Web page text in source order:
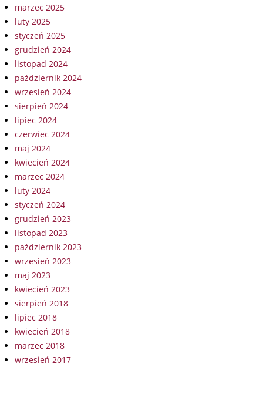
marzec 2025
luty 2025
styczeń 2025
grudzień 2024
listopad 2024
październik 2024
wrzesień 2024
sierpień 2024
lipiec 2024
czerwiec 2024
maj 2024
kwiecień 2024
marzec 2024
luty 2024
styczeń 2024
grudzień 2023
listopad 2023
październik 2023
wrzesień 2023
maj 2023
kwiecień 2023
sierpień 2018
lipiec 2018
kwiecień 2018
marzec 2018
wrzesień 2017